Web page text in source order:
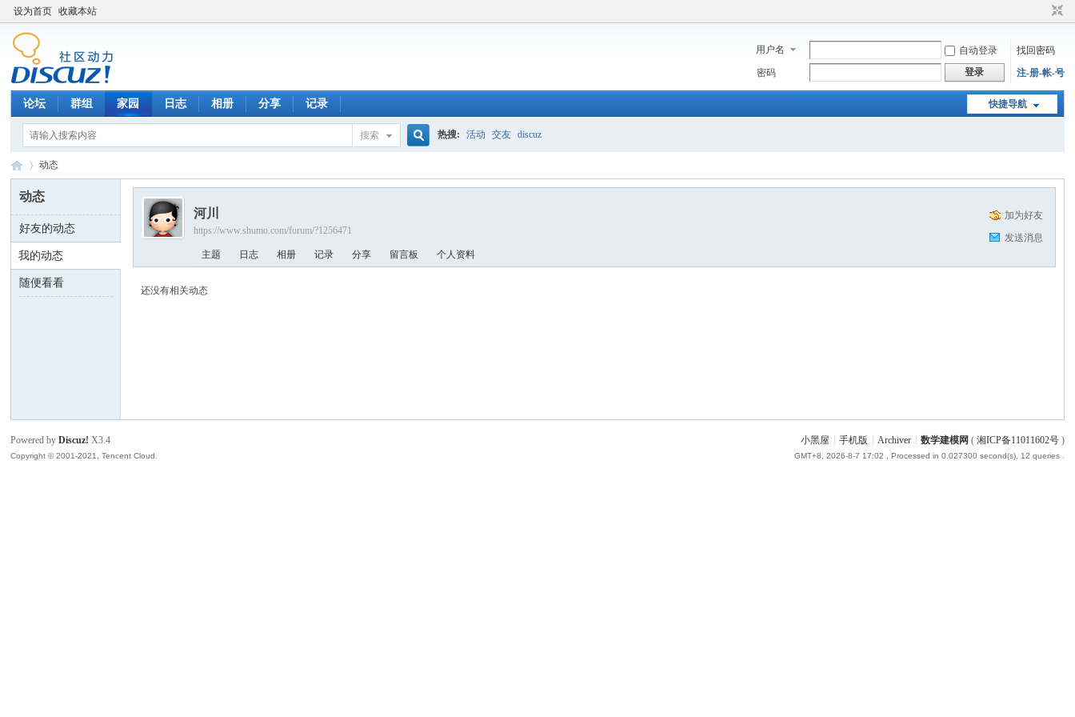
设为首页 收藏本站
用户名 自动登录
找回密码
密码
登录 注-册-帐-号
快捷导航
论坛 群组 家园 日志 相册 分享 记录
搜索 热搜: 活动 交友 discuz
数 ›
动态
动态
好友的动态
我的动态
随便看看
加为好友
发送消息
河川
https://www.shumo.com/forum/?1256471
主题 日志 相册 记录 分享 留言板 个人资料
还没有相关动态
小黑屋 手机版 Archiver 数学建模网 ( 湘ICP备11011602号)
GMT+8, 2026-8-7 17:02 , Processed in 0.027300 second(s), 12 queries .
Powered byDiscuz! X3.4
Copyright © 2001-2021, Tencent Cloud.